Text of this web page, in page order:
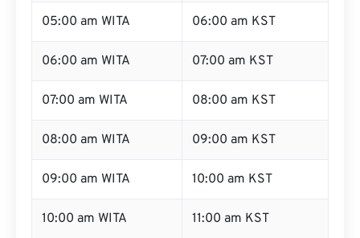
05:00 am WITA 06:00 am KST
06:00 am WITA 07:00 am KST
07:00 am WITA 08:00 am KST
08:00 am WITA 09:00 am KST
09:00 am WITA 10:00 am KST
10:00 am WITA 11:00 am KST